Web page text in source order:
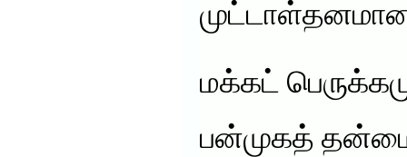
மக்கட்
பன்முகத்